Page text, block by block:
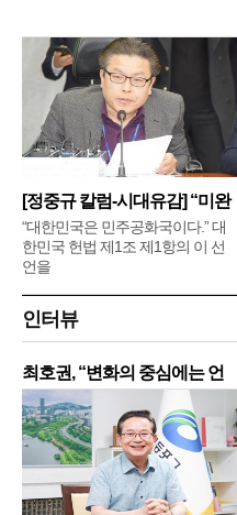
[정중규 칼럼-시대유감] “미완
“대한민국은 민주공화국이다.” 대
한민국 헌법 제1조 제1항의 이 선
언을
인터뷰
최호권, “변화의 중심에는 언
제